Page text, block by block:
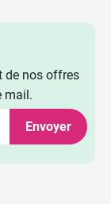
de nos offres
mail.
Envoyer